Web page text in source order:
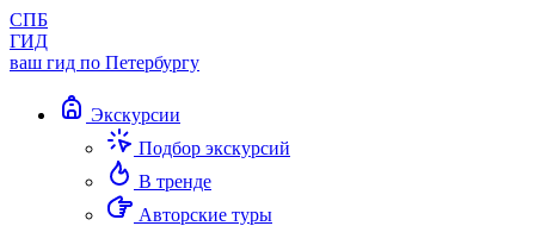
СПБ
ГИД
ваш гид по Петербургу
Экскурсии
Подбор экскурсий
В тренде
Авторские туры